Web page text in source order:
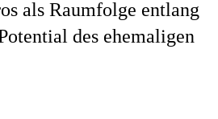
als Raumfolge entlang
des ehemaligen